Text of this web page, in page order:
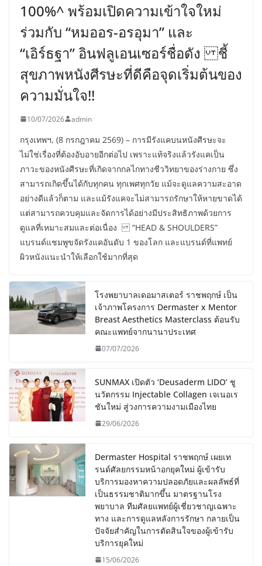
100%^ พร้อมเปิดความเข้าใจใหม่
ร่วมกับ “หมออร-อรอุมา” และ
“เอิร์ธฐา” อินฟลูเอนเซอร์ชื่อดัง ชี้
สุขภาพหนังศีรษะที่ดีคือจุดเริ่มต้นของ
ความมั่นใจ!!
10/07/2026 admin
กรุงเทพฯ, (8 กรกฎาคม 2569) – การมีรังแคบนหนังศีรษะจะ
ไม่ใช่เรื่องที่ต้องอับอายอีกต่อไป เพราะแท้จริงแล้วรังแคเป็น
ภาวะของหนังศีรษะที่เกิดจากกลไกทางชีววิทยาของร่างกาย ซึ่ง
สามารถเกิดขึ้นได้กับทุกคน ทุกเพศทุกวัย แม้จะดูแลความสะอาด
อย่างดีแล้วก็ตาม และแม้รังแคจะไม่สามารถรักษาให้หายขาดได้
แต่สามารถควบคุมและจัดการได้อย่างมีประสิทธิภาพด้วยการ
ดูแลที่เหมาะสมและต่อเนื่อง “HEAD & SHOULDERS”
แบรนด์แชมพูขจัดรังแคอันดับ 1 ของโลก และแบรนด์ที่แพทย์
ผิวหนังแนะนำให้เลือกใช้มากที่สุด
โรงพยาบาลเดอมาสเตอร์ ราชพฤกษ์ เป็น
เจ้าภาพโครงการ Dermaster x Mentor
Breast Aesthetics Masterclass ต้อนรับ
คณะแพทย์จากนานาประเทศ
07/07/2026
SUNMAX เปิดตัว ‘Deusaderm LIDO’ ชู
นวัตกรรม Injectable Collagen เจเนอเร
ชันใหม่ สู่วงการความงามเมืองไทย
29/06/2026
Dermaster Hospital ราชพฤกษ์ เผยเท
รนด์ศัลยกรรมหน้าอกยุคใหม่ ผู้เข้ารับ
บริการมองหาความปลอดภัยและผลลัพธ์ที่
เป็นธรรมชาติมากขึ้น มาตรฐานโรง
พยาบาล ทีมศัลยแพทย์ผู้เชี่ยวชาญเฉพาะ
ทาง และการดูแลหลังการรักษา กลายเป็น
ปัจจัยสำคัญในการตัดสินใจของผู้เข้ารับ
บริการยุคใหม่
15/06/2026